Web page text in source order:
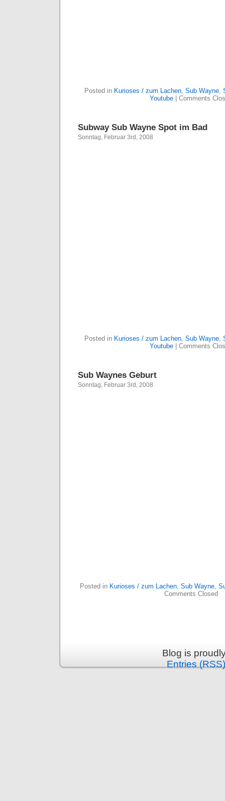
Posted in Kurioses / zum Lachen, Sub Wayne,
Youtube| Comments
Subway Sub Wayne Spot im Bad
Sonntag, Februar 3rd, 2008
Posted in Kurioses / zum Lachen, Sub Wayne,
Youtube| Comments
Sub Waynes Geburt
Sonntag, Februar 3rd, 2008
Posted in Kurioses / zum Lachen, Sub Wayne,
Comments Closed
Blog is
Entries (RSS)